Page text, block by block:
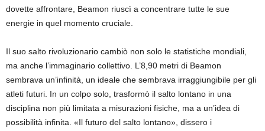
dovette affrontare, Beamon riuscì a concentrare tutte le sue
energie in quel momento cruciale.
Il suo salto rivoluzionario cambiò non solo le statistiche mondiali,
ma anche l’immaginario collettivo. L’8,90 metri di Beamon
sembrava un’infinità, un ideale che sembrava irraggiungibile per gli
atleti futuri. In un colpo solo, trasformò il salto lontano in una
disciplina non più limitata a misurazioni fisiche, ma a un’idea di
possibilità infinita. «Il futuro del salto lontano», dissero i